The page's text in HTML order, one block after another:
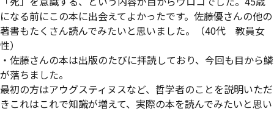
になる前にこの本に出会えてよかったです。佐藤優さんの他の
著書もたくさん読んでみたいと思いました。（40代 教員女
性）
・佐藤さんの本は出版のたびに拝読しており、今回も目から鱗
が落ちました。
最初の方はアウグスティヌスなど、哲学者のことを説明いただ
きこれはこれで知識が増えて、実際の本を読んでみたいと思い